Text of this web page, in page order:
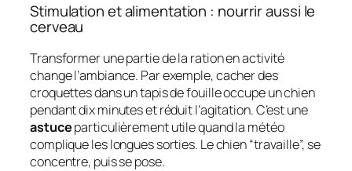
Stimulation et alimentation : nourrir aussi le
cerveau
Transformer une partie de la ration en activité
change l’ambiance. Par exemple, cacher des
croquettes dans un tapis de fouille occupe un chien
pendant dix minutes et réduit l’agitation. C’est une
astuceparticulièrement utile quand la météo
complique les longues sorties. Le chien “travaille”, se
concentre, puis se pose.